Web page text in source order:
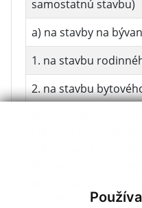
samostatnú stavbu)
a) na stavby na
1. na stavbu
2. na stavbu
stavieb pred